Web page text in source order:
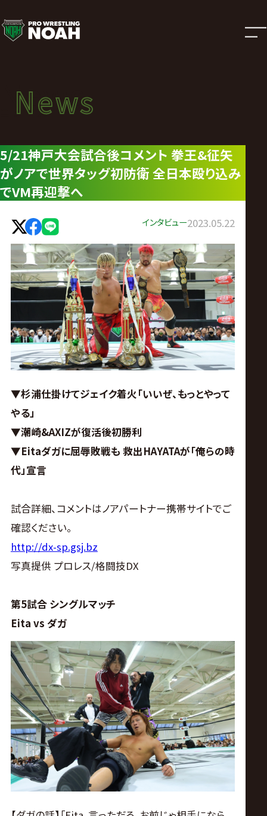
ニ
ュ
ー
ス
|
プ
ロ
レ
ス
リ
ン
グ・
ノ
ア
公
式
サ
イ
ト
News
ニュース
News
5/21神戸大会試合後コメント 拳王&征矢
がノアで世界タッグ初防衛 全日本殴り込み
でVM再迎撃へ
インタビュー2023.05.22
▼杉浦仕掛けてジェイク着火「いいぜ、もっとやって
やる」
▼潮崎&AXIZが復活後初勝利
▼Eitaダガに屈辱敗戦も 救出HAYATAが「俺らの時
代」宣言
試合詳細、コメントはノアパートナー携帯サイトでご
確認ください。
http://dx-sp.gsj.bz
写真提供 プロレス/格闘技DX
第5試合 シングルマッチ
Eita vs ダガ